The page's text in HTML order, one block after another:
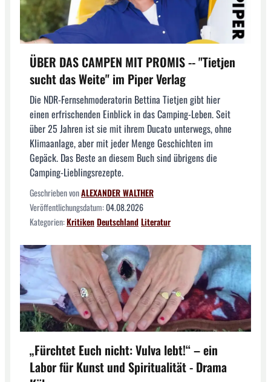
ÜBER DAS CAMPEN MIT PROMIS -- "Tietjen
sucht das Weite" im Piper Verlag
Die NDR-Fernsehmoderatorin Bettina Tietjen gibt hier
einen erfrischenden Einblick in das Camping-Leben. Seit
über 25 Jahren ist sie mit ihrem Ducato unterwegs, ohne
Klimaanlage, aber mit jeder Menge Geschichten im
Gepäck. Das Beste an diesem Buch sind übrigens die
Camping-Lieblingsrezepte.
Geschrieben vonALEXANDER WALTHER
Veröffentlichungsdatum:04.08.2026
Kategorien:KritikenDeutschlandLiteratur
„Fürchtet Euch nicht: Vulva lebt!“ – ein
Labor für Kunst und Spiritualität - Drama